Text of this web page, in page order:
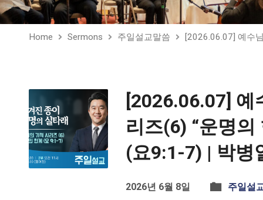
Home Sermons 주일설교말씀 [2026.06.07] 예수
[2026.06.07] 예
리즈(6) “운명의
(요9:1-7) | 박병
2026년 6월 8일 주일설